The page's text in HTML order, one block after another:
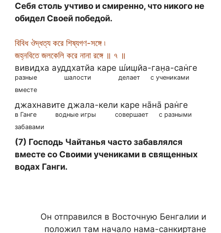
Себя столь учтиво и смиренно, что никого не
обидел Своей победой.
বিবিধ ঔদ্ধত্য করে শিষ্যগণ-সঙ্গে ৷
জহ্নবিতে জলকেলি করে নানা রঙ্গে ॥ ৭ ॥
вивидха ауддхатйа каре ш́иш̣йа-ган̣а-сан̇ге
разные шалости делает
с учениками
вместе
джахнавите джала-кели каре на̄на̄ ран̇ге
в Ганге водные игры совершает
с разными
забавами
(7) Господь Чайтанья часто забавлялся
вместе со Своими учениками в священных
водах Ганги.
Он отправился в Восточную Бенгалии и
положил там начало нама-санкиртане